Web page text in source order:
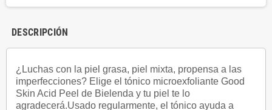
DESCRIPCIÓN
¿Luchas con la piel grasa, piel mixta, propensa a las
imperfecciones? Elige el tónico microexfoliante Good
Skin Acid Peel de Bielenda y tu piel te lo
agradecerá.Usado regularmente, el tónico ayuda a